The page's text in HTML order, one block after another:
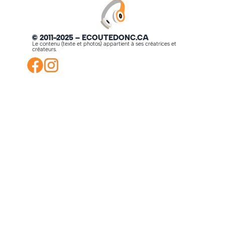
© 2011-2025 – ECOUTEDONC.CA
Le contenu (texte et photos) appartient à ses créatrices et
créateurs.